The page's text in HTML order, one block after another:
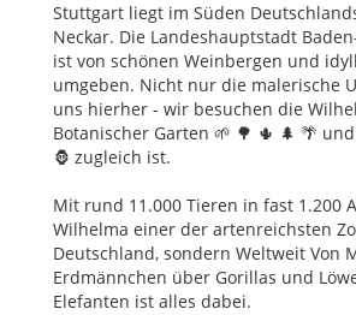
Stuttgart liegt im Süden
Neckar. Die Landeshauptstadt
ist von schönen Weinbergen und
umgeben. Nicht nur die malerische
uns hierher - wir besuchen die
Botanischer Garten 🌱 🌳 🌵 🌲 🌴
🦍 zugleich ist.
Mit rund 11.000 Tieren in fast 1.200
Wilhelma einer der artenreichsten
Deutschland, sondern Weltweit Von
Erdmännchen über Gorillas und
Elefanten ist alles dabei.